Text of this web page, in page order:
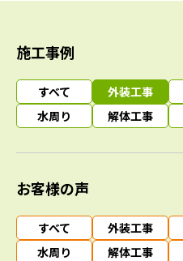
施工事例
すべて 外装工事
水周り
解体工事
お客様の声
すべて 外装工事
水周り
解体工事